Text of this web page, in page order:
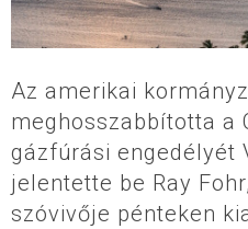
Az amerikai
meghosszabbította a
gázfúrási engedélyét
jelentette be Ray
szóvivője pénteken